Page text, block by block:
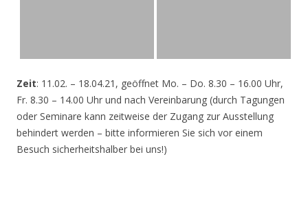
Zeit: 11.02. – 18.04.21, geöffnet Mo. – Do. 8.30 – 16.00 Uhr,
Fr. 8.30 – 14.00 Uhr und nach Vereinbarung (durch Tagungen
oder Seminare kann zeitweise der Zugang zur Ausstellung
behindert werden – bitte informieren Sie sich vor einem
Besuch sicherheitshalber bei uns!)